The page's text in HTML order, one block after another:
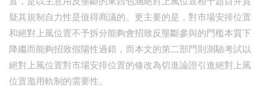
疑其規制自力性是值得商議的。更主要的是，對市場安排位置
和絕對上風位置不予拆分能夠會招致反壟斷參與的門檻本質下
降繼而能夠招致假陽性過錯，而本文的第二部門則測驗考試以
絕對上風位置對市場安排位置的修改為切進論證引進絕對上風
位置濫用軌制的需要性。